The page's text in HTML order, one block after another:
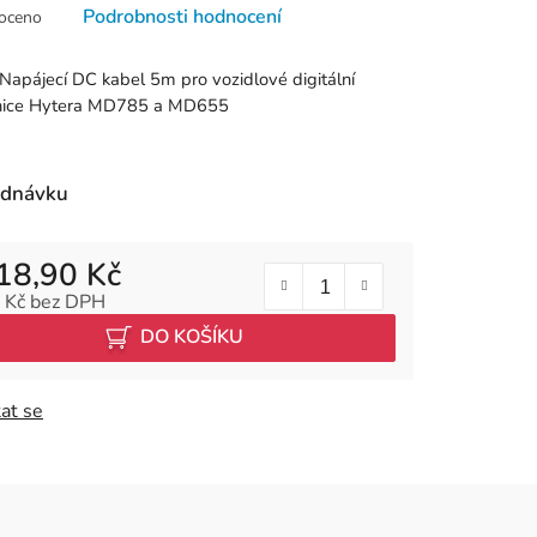
Podrobnosti hodnocení
Napájecí DC kabel 5m pro vozidlové digitální
Hytera MD785 a MD655
Kč
bez DPH
DO KOŠÍKU
se